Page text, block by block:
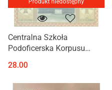
Produkt niedostępny
Centralna Szkoła
Podoficerska Korpusu
28.00